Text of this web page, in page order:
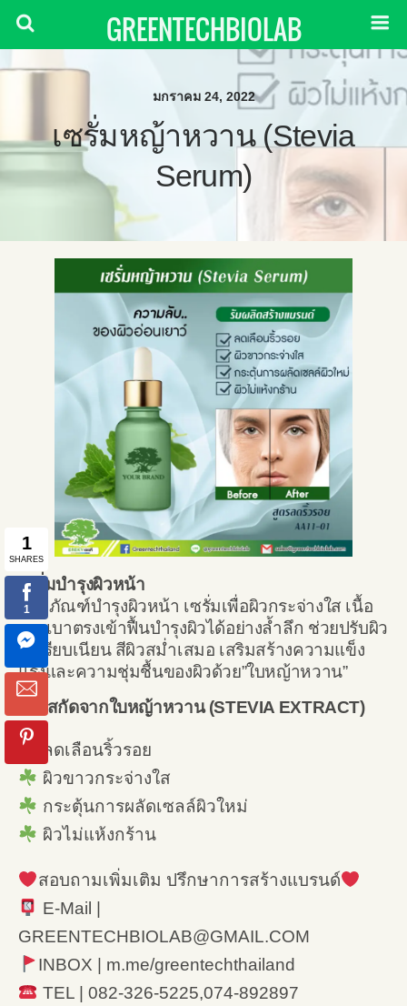
GREENTECHBIOLAB
มกราคม 24, 2022
เซรั่มหญ้าหวาน (Stevia
Serum)
เซรั่มบำรุงผิวหน้า
ผลิตภัณฑ์บำรุงผิวหน้า เซรั่มเพื่อผิวกระจ่างใส เนื้อ
บางเบาตรงเข้าฟื้นบำรุงผิวได้อย่างล้ำลึก ช่วยปรับผิว
ให้เรียบเนียน สีผิวสม่ำเสมอ เสริมสร้างความแข็ง
แรงและความชุ่มชื้นของผิวด้วย”ใบหญ้าหวาน”
สารสกัดจากใบหญ้าหวาน (STEVIA EXTRACT)
ลดเลือนริ้วรอย
ผิวขาวกระจ่างใส
กระตุ้นการผลัดเซลล์ผิวใหม่
ผิวไม่แห้งกร้าน
สอบถามเพิ่มเติม ปรึกษาการสร้างแบรนด์
E-Mail |
GREENTECHBIOLAB@GMAIL.COM
INBOX | m.me/greentechthailand
TEL | 082-326-5225,074-892897